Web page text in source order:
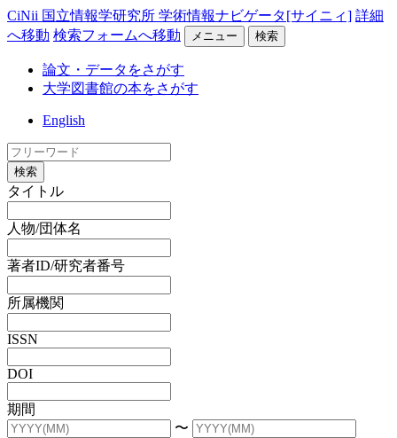
CiNii 国立情報学研究所 学術情報ナビゲータ[サイニィ] 詳細
へ移動 検索フォームへ移動 メニュー 検索
論文・データをさがす
大学図書館の本をさがす
English
検索
タイトル
人物/団体名
著者ID/研究者番号
所属機関
ISSN
DOI
期間
〜